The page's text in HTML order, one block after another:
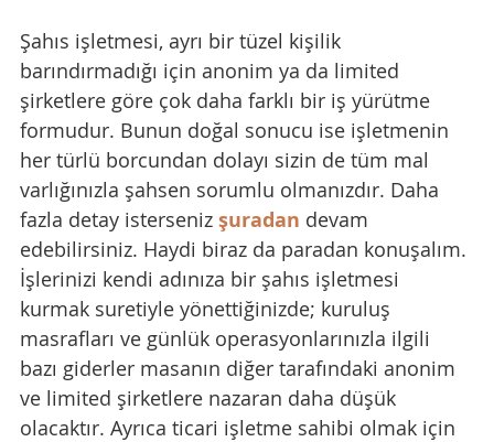
Şahıs işletmesi, ayrı bir tüzel kişilik
barındırmadığı için anonim ya da limited
şirketlere göre çok daha farklı bir iş yürütme
formudur. Bunun doğal sonucu ise işletmenin
her türlü borcundan dolayı sizin de tüm mal
varlığınızla şahsen sorumlu olmanızdır. Daha
fazla detay isterseniz şuradan devam
edebilirsiniz. Haydi biraz da paradan konuşalım.
İşlerinizi kendi adınıza bir şahıs işletmesi
kurmak suretiyle yönettiğinizde; kuruluş
masrafları ve günlük operasyonlarınızla ilgili
bazı giderler masanın diğer tarafındaki anonim
ve limited şirketlere nazaran daha düşük
olacaktır. Ayrıca ticari işletme sahibi olmak için